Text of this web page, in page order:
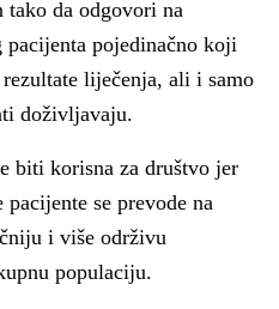
tako da odgovori na
pacijenta pojedinačno koji
liječenja, ali i samo
doživljavaju.
biti korisna za društvo jer
se prevode na
i više održivu
populaciju.